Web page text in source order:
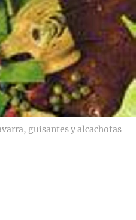
guisantes y alcachofas